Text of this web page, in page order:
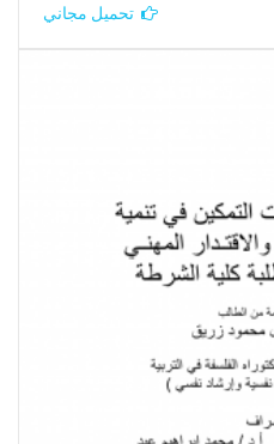
تحميل مجاني